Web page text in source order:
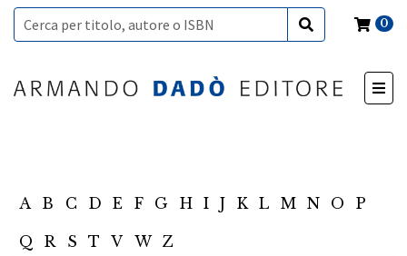
0
A B C D E F G H I J K L M N O P
Q R S T V W Z